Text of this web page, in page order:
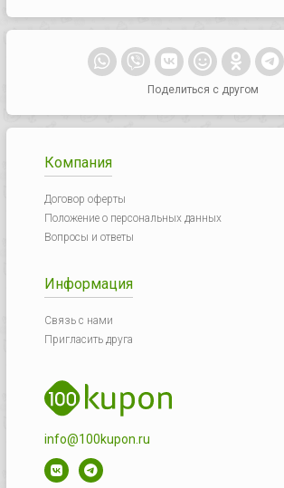
Поделиться с другом
Компания
Договор оферты
Положение о персональных данных
Вопросы и ответы
Информация
Связь с нами
Пригласить друга
info@100kupon.ru